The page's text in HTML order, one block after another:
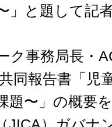
」と題して記
ク事務局長・
同報告書「児
題〜」の概要